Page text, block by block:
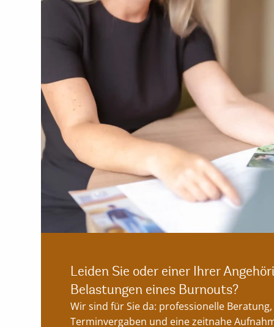
Leiden Sie oder einer Ihrer
Belastungen eines Burnouts?
Wir sind für Sie da: professionelle
Terminvergaben und eine zeitnahe